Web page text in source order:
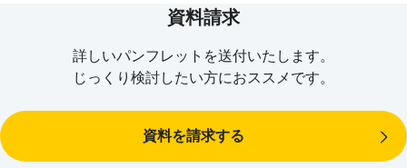
あんしん生命では、短期入院時代の退院後の暮らし、働けないと
命」に取り組んでおり、お薦め商品をプレミアムシリーズとして
ご用意しています。
「生存保障」革命の詳細を見る
資料請求
詳しいパンフレットを送付いたします。
じっくり検討したい方におススメです。
資料を請求する